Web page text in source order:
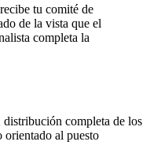
tu comité de
de la vista que el
completa la
completa de los
orientado al puesto